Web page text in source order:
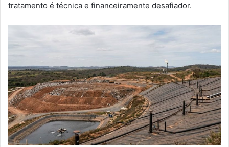
tratamento é técnica e financeiramente desafiador.